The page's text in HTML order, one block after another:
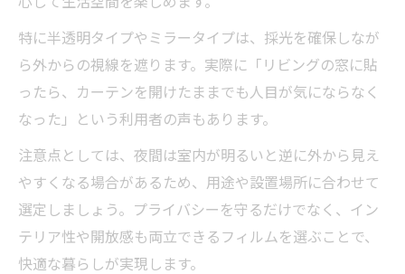
特に半透明タイプやミラータイプは、採光を確保しなが
ら外からの視線を遮ります。実際に「リビングの窓に貼
ったら、カーテンを開けたままでも人目が気にならなく
なった」という利用者の声もあります。
注意点としては、夜間は室内が明るいと逆に外から見え
やすくなる場合があるため、用途や設置場所に合わせて
選定しましょう。プライバシーを守るだけでなく、イン
テリア性や開放感も両立できるフィルムを選ぶことで、
快適な暮らしが実現します。